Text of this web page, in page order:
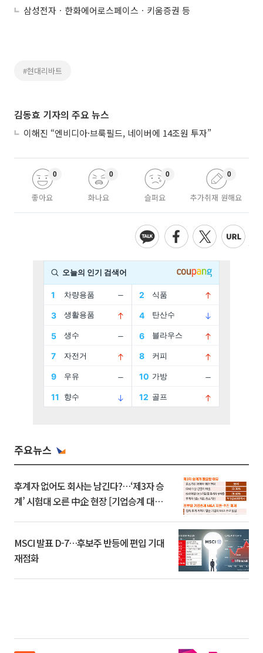
삼성전자ㆍ한화에어로스페이스ㆍ키움증권 등
#현대리바트
김동효 기자의 주요 뉴스
이해진 “엔비디아·브룩필드, 네이버에 14조원 투자”
좋아요
0
화나요
0
슬퍼요
0
추가취재 원해요
0
주요뉴스
후계자 없어도 회사는 남긴다?…‘제3자 승
계’ 시험대 오른 中企 현장 [기업승계 대전
MSCI 발표 D-7…후보주 반등에 편입 기대
재점화